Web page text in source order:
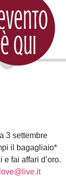
3 settembre
il bagagliaio*
fai affari d’oro.